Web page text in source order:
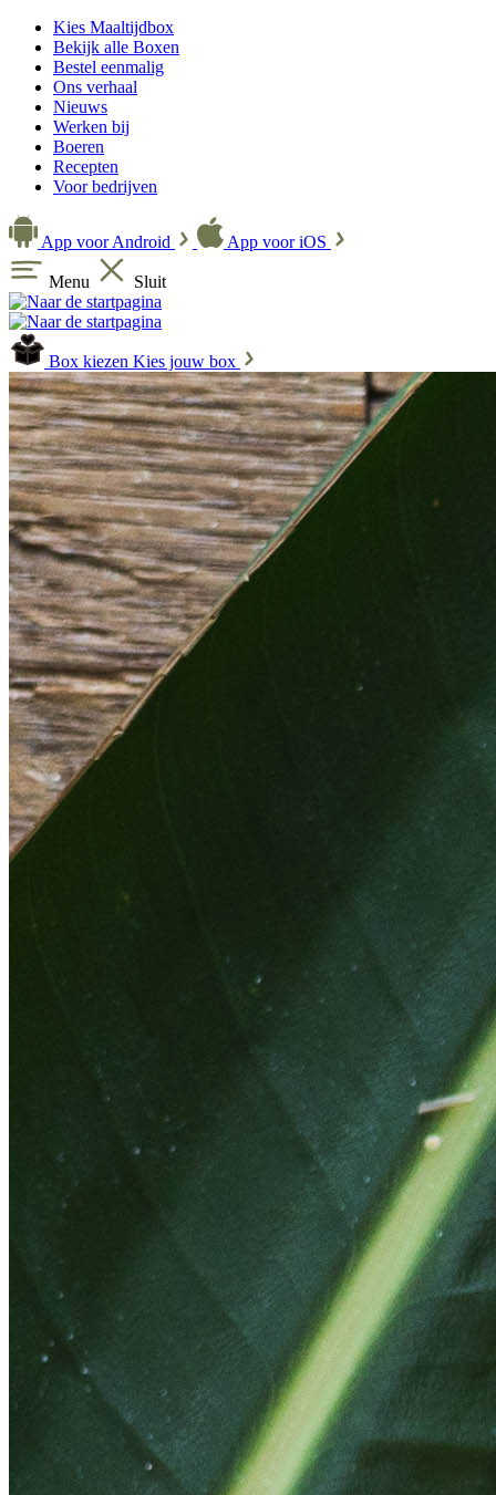
Kies Maaltijdbox
Bekijk alle Boxen
Bestel eenmalig
Ons verhaal
Nieuws
Werken bij
Boeren
Recepten
Voor bedrijven
App voor Android App voor iOS
Menu Sluit
Box kiezen Kies jouw box